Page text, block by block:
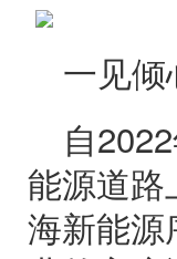
一见
自
能源道
海新能